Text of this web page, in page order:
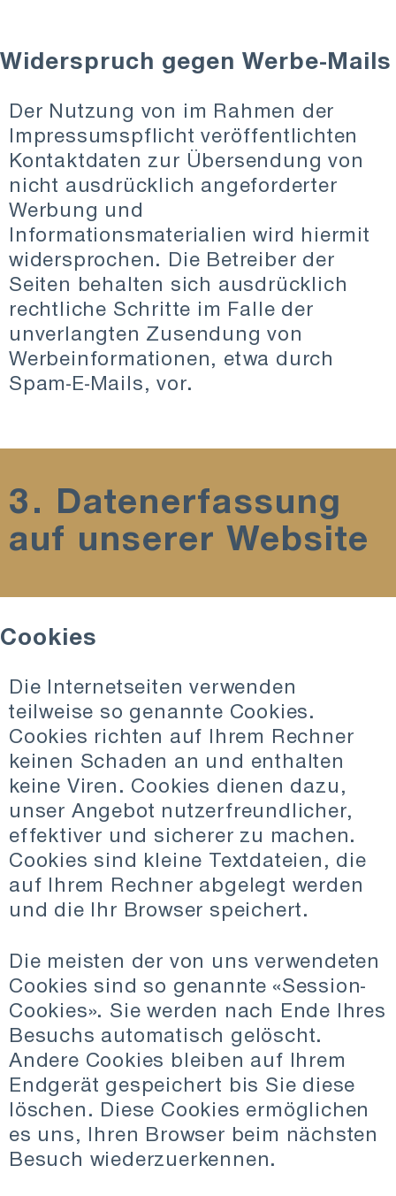
Widerspruch gegen Werbe-Mails
Der Nutzung von im Rahmen der
Impressumspflicht veröffentlichten
Kontaktdaten zur Übersendung von
nicht ausdrücklich angeforderter
Werbung und
Informationsmaterialien wird hiermit
widersprochen. Die Betreiber der
Seiten behalten sich ausdrücklich
rechtliche Schritte im Falle der
unverlangten Zusendung von
Werbeinformationen, etwa durch
Spam-E-Mails, vor.
3. Datenerfassung
auf unserer Website
Cookies
Die Internetseiten verwenden
teilweise so genannte Cookies.
Cookies richten auf Ihrem Rechner
keinen Schaden an und enthalten
keine Viren. Cookies dienen dazu,
unser Angebot nutzerfreundlicher,
effektiver und sicherer zu machen.
Cookies sind kleine Textdateien, die
auf Ihrem Rechner abgelegt werden
und die Ihr Browser speichert.
Die meisten der von uns verwendeten
Cookies sind so genannte «Session-
Cookies». Sie werden nach Ende Ihres
Besuchs automatisch gelöscht.
Andere Cookies bleiben auf Ihrem
Endgerät gespeichert bis Sie diese
löschen. Diese Cookies ermöglichen
es uns, Ihren Browser beim nächsten
Besuch wiederzuerkennen.